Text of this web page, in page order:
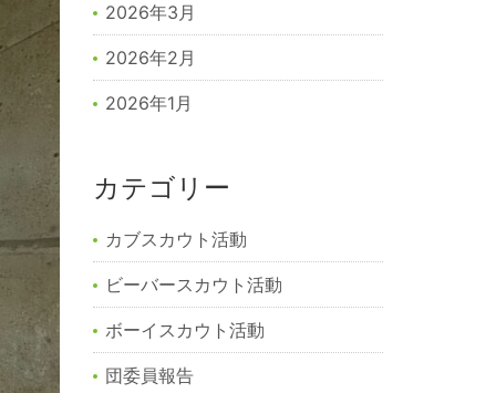
2026年3月
2026年2月
2026年1月
カテゴリー
カブスカウト活動
ビーバースカウト活動
ボーイスカウト活動
団委員報告